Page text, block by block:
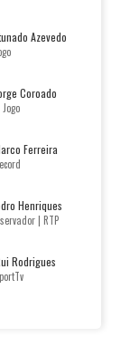
Azevedo
Coroado
Jogo
Ferreira
Henriques
| RTP
Rodrigues